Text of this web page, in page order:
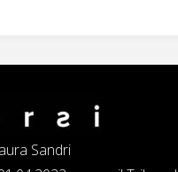
Sandri